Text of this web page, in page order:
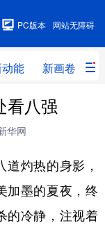
网站无障碍
PC版本
能 新画卷
新画卷
视频
健康贵州
企业速递
看八强
华网
灼热的身影，
加墨的夏夜，终
的冷静，注视着